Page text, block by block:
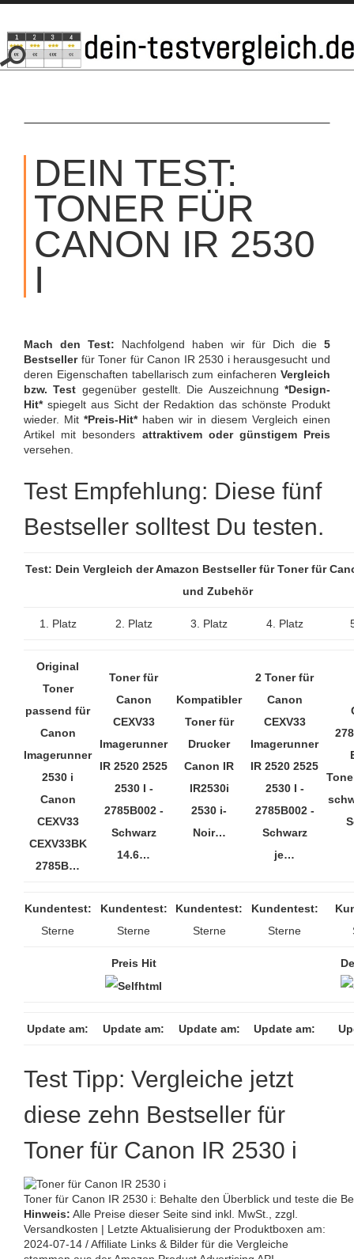
SKIP
CONTENT
DEIN TEST:
TONER FÜR
CANON IR 2530
I
Mach den Test: Nachfolgend haben wir für Dich die 5
Bestsellerfür Toner für Canon IR 2530 i herausgesucht und
deren Eigenschaften tabellarisch zum einfacheren Vergleich
bzw. Test gegenüber gestellt. Die Auszeichnung*Design-
Hit*spiegelt aus Sicht der Redaktion das schönste Produkt
wieder. Mit *Preis-Hit*haben wir in diesem Vergleich einen
Artikel mit besonders attraktivem oder günstigem Preis
versehen.
Test Empfehlung: Diese fünf
Bestseller solltest Du testen.
Test: Dein Vergleich der Amazon Bestseller für Toner für
und Zubehör
1. Platz 2. Platz 3. Platz 4. Platz
Original
Toner
passend für
Canon
Imagerunner
2530 i
Canon
CEXV33
CEXV33BK
2785B…
Toner für
Canon
CEXV33
Imagerunner
IR 2520 2525
2530 I -
2785B002 -
Schwarz
14.6…
Kompatibler
Toner für
Drucker
Canon IR
IR2530i
2530 i-
Noir…
2 Toner für
Canon
CEXV33
Imagerunner
IR 2520 2525
2530 I -
2785B002 -
Schwarz
je…
Kundentest:
Sterne
Kundentest:
Sterne
Kundentest:
Sterne
Kundentest:
Sterne
Preis Hit
Update am: Update am: Update am: Update am:
Test Tipp: Vergleiche jetzt
diese zehn Bestseller für
Toner für Canon IR 2530 i
Toner für Canon IR 2530 i: Behalte den Überblick und teste die
Hinweis: Alle Preise dieser Seite sind inkl. MwSt., zzgl.
Versandkosten | Letzte Aktualisierung der Produktboxen am:
2024-07-14 / Affiliate Links & Bilder für die Vergleiche